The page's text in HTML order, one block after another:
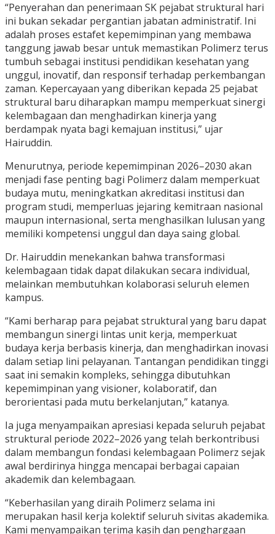
“Penyerahan dan penerimaan SK pejabat struktural hari
ini bukan sekadar pergantian jabatan administratif. Ini
adalah proses estafet kepemimpinan yang membawa
tanggung jawab besar untuk memastikan Polimerz terus
tumbuh sebagai institusi pendidikan kesehatan yang
unggul, inovatif, dan responsif terhadap perkembangan
zaman. Kepercayaan yang diberikan kepada 25 pejabat
struktural baru diharapkan mampu memperkuat sinergi
kelembagaan dan menghadirkan kinerja yang
berdampak nyata bagi kemajuan institusi,” ujar
Hairuddin.
Menurutnya, periode kepemimpinan 2026–2030 akan
menjadi fase penting bagi Polimerz dalam memperkuat
budaya mutu, meningkatkan akreditasi institusi dan
program studi, memperluas jejaring kemitraan nasional
maupun internasional, serta menghasilkan lulusan yang
memiliki kompetensi unggul dan daya saing global.
Dr. Hairuddin menekankan bahwa transformasi
kelembagaan tidak dapat dilakukan secara individual,
melainkan membutuhkan kolaborasi seluruh elemen
kampus.
“Kami berharap para pejabat struktural yang baru dapat
membangun sinergi lintas unit kerja, memperkuat
budaya kerja berbasis kinerja, dan menghadirkan inovasi
dalam setiap lini pelayanan. Tantangan pendidikan tinggi
saat ini semakin kompleks, sehingga dibutuhkan
kepemimpinan yang visioner, kolaboratif, dan
berorientasi pada mutu berkelanjutan,” katanya.
Ia juga menyampaikan apresiasi kepada seluruh pejabat
struktural periode 2022–2026 yang telah berkontribusi
dalam membangun fondasi kelembagaan Polimerz sejak
awal berdirinya hingga mencapai berbagai capaian
akademik dan kelembagaan.
“Keberhasilan yang diraih Polimerz selama ini
merupakan hasil kerja kolektif seluruh sivitas akademika.
Kami menyampaikan terima kasih dan penghargaan